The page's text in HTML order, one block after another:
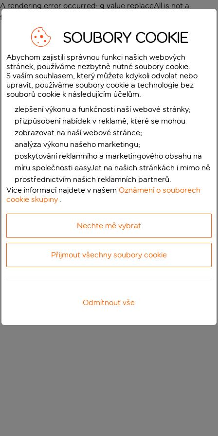
A rendering error occurred: g.value.replaceAll is not a
function
SOUBORY COOKIE
Abychom zajistili správnou funkci našich webových
stránek, používáme nezbytně nutné soubory cookie.
S vaším souhlasem, který můžete kdykoli odvolat nebo
upravit, používáme soubory cookie a technologie bez
souborů cookie k následujícím účelům.
zlepšení výkonu a funkčnosti naší webové stránky;
přizpůsobení nabídek v reklamě, které se mohou
zobrazovat na naší webové stránce;
analýza výkonu našeho marketingu;
poskytování reklamního a marketingového obsahu na
míru společnosti easyJet na našich stránkách i mimo ně
prostřednictvím našich reklamních partnerů.
Více informací najdete v našemOznámení o souborech
cookie skupiny .
Nechte mě vybrat
Přijmout všechny soubory cookie
Odmítnout vše